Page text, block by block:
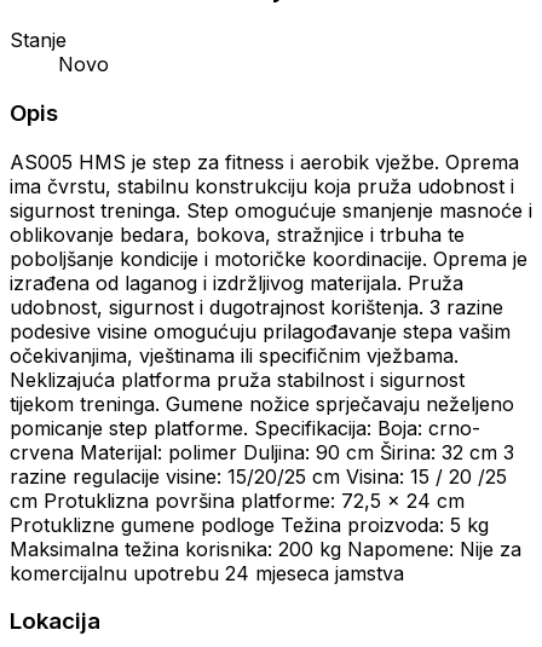
Stanje
Novo
Opis
AS005 HMS je step za fitness i aerobik vježbe. Oprema
ima čvrstu, stabilnu konstrukciju koja pruža udobnost i
sigurnost treninga. Step omogućuje smanjenje masnoće i
oblikovanje bedara, bokova, stražnjice i trbuha te
poboljšanje kondicije i motoričke koordinacije. Oprema je
izrađena od laganog i izdržljivog materijala. Pruža
udobnost, sigurnost i dugotrajnost korištenja. 3 razine
podesive visine omogućuju prilagođavanje stepa vašim
očekivanjima, vještinama ili specifičnim vježbama.
Neklizajuća platforma pruža stabilnost i sigurnost
tijekom treninga. Gumene nožice sprječavaju neželjeno
pomicanje step platforme. Specifikacija: Boja: crno-
crvena Materijal: polimer Duljina: 90 cm Širina: 32 cm 3
razine regulacije visine: 15/20/25 cm Visina: 15 / 20 /25
cm Protuklizna površina platforme: 72,5 x 24 cm
Protuklizne gumene podloge Težina proizvoda: 5 kg
Maksimalna težina korisnika: 200 kg Napomene: Nije za
komercijalnu upotrebu 24 mjeseca jamstva
Lokacija